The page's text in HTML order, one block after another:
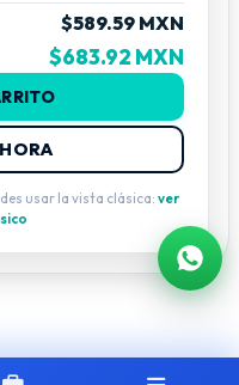
$589.59 MXN
$683.92 MXN
usar la vista clásica: ver